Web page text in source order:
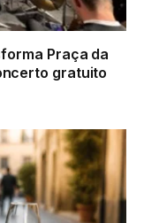
Praça da
gratuito